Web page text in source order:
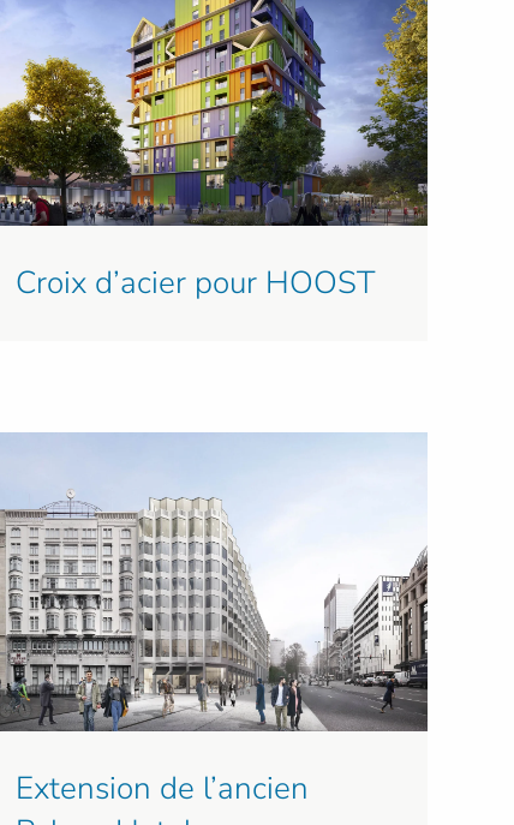
Croix d’acier pour HOOST
Extension de l’ancien